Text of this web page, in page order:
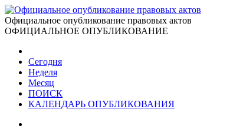
Официальное опубликование правовых актов
ОФИЦИАЛЬНОЕ ОПУБЛИКОВАНИЕ
Сегодня
Неделя
Месяц
ПОИСК
КАЛЕНДАРЬ ОПУБЛИКОВАНИЯ